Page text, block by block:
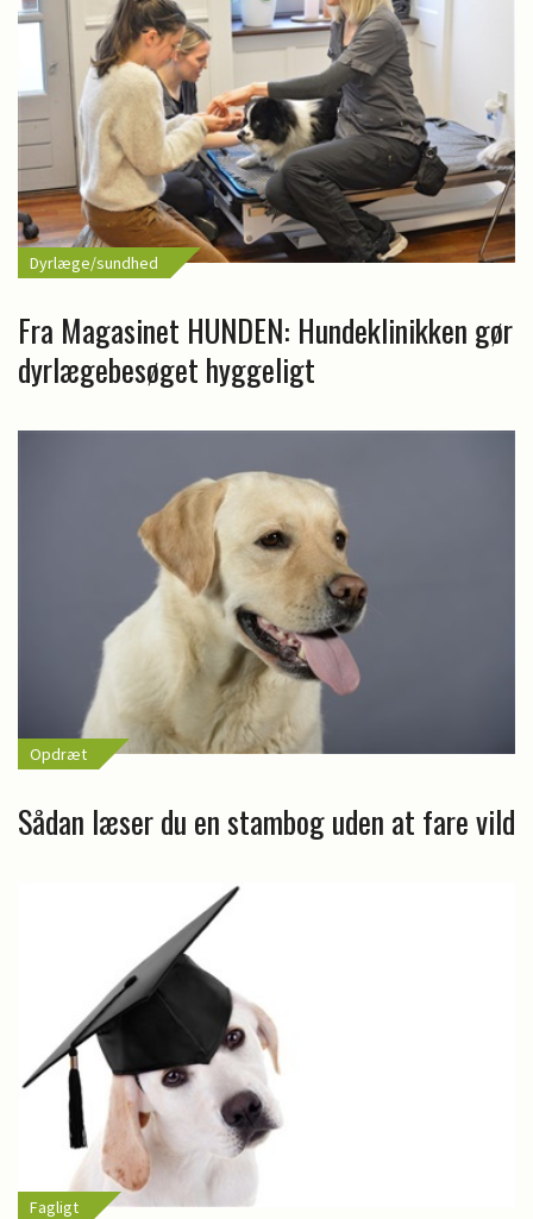
Dyrlæge/sundhed
Fra Magasinet HUNDEN: Hundeklinikken gør
dyrlægebesøget hyggeligt
Opdræt
Sådan læser du en stambog uden at fare vild
Fagligt